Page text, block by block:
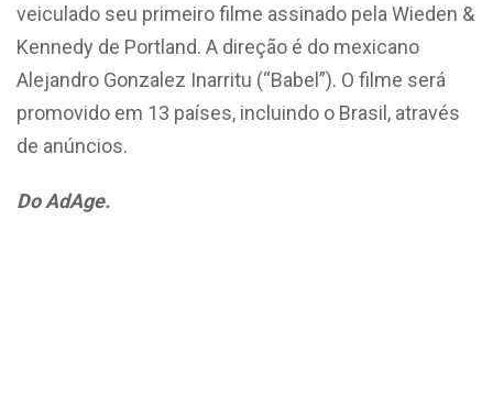
veiculado seu primeiro filme assinado pela Wieden &
Kennedy de Portland. A direção é do mexicano
Alejandro Gonzalez Inarritu (“Babel”). O filme será
promovido em 13 países, incluindo o Brasil, através
de anúncios.
Do AdAge.